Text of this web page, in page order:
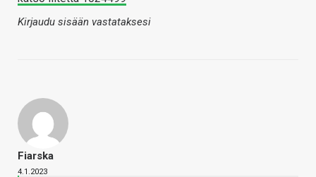
Kirjaudu sisään vastataksesi
Fiarska
4.1.2023